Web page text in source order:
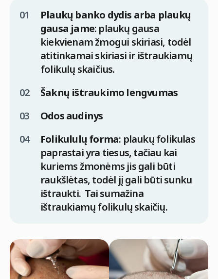
Plaukų banko dydis arba plaukų
gausa jame: plaukų gausa
kiekvienam žmogui skiriasi, todėl
atitinkamai skiriasi ir ištraukiamų
folikulų skaičius.
Šaknų ištraukimo lengvumas
Odos audinys
Folikululų forma: plaukų folikulas
paprastai yra tiesus, tačiau kai
kuriems žmonėms jis gali būti
raukšlėtas, todėl jį gali būti sunku
ištraukti. Tai sumažina
ištraukiamų folikulų skaičių.